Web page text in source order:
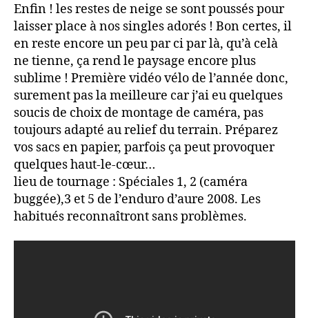
Enfin ! les restes de neige se sont poussés pour
laisser place à nos singles adorés ! Bon certes, il
en reste encore un peu par ci par là, qu’à celà
ne tienne, ça rend le paysage encore plus
sublime ! Première vidéo vélo de l’année donc,
surement pas la meilleure car j’ai eu quelques
soucis de choix de montage de caméra, pas
toujours adapté au relief du terrain. Préparez
vos sacs en papier, parfois ça peut provoquer
quelques haut-le-cœur…
lieu de tournage : Spéciales 1, 2 (caméra
buggée),3 et 5 de l’enduro d’aure 2008. Les
habitués reconnaîtront sans problèmes.